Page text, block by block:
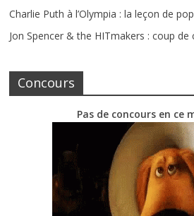
Charlie Puth à l’Olympia : la leçon de
Jon Spencer & the HITmakers : coup
Concours
Pas de concours en ce